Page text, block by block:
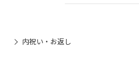
内祝い・お返し